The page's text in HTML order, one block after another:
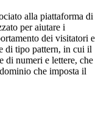
alla piattaforma di
per aiutare i
dei visitatori e
di tipo pattern, in cui il
di numeri e lettere, che
che imposta il